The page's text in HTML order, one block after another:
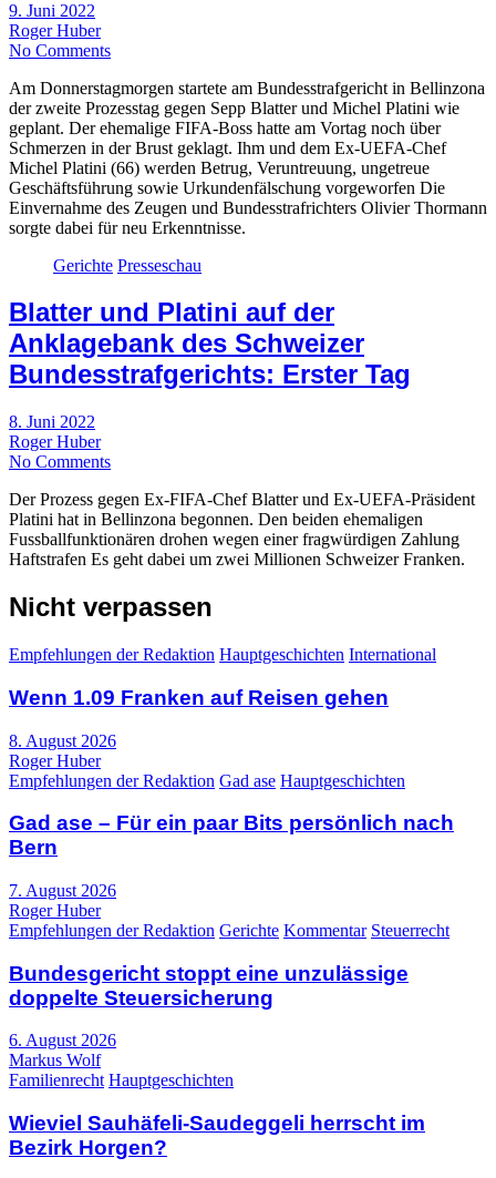
9. Juni 2022
Roger Huber
No Comments
Am Donnerstagmorgen startete am Bundesstrafgericht in Bellinzona
der zweite Prozesstag gegen Sepp Blatter und Michel Platini wie
geplant. Der ehemalige FIFA-Boss hatte am Vortag noch über
Schmerzen in der Brust geklagt. Ihm und dem Ex-UEFA-Chef
Michel Platini (66) werden Betrug, Veruntreuung, ungetreue
Geschäftsführung sowie Urkundenfälschung vorgeworfen Die
Einvernahme des Zeugen und Bundesstrafrichters Olivier Thormann
sorgte dabei für neu Erkenntnisse.
Gerichte Presseschau
Blatter und Platini auf der
Anklagebank des Schweizer
Bundesstrafgerichts: Erster Tag
8. Juni 2022
Roger Huber
No Comments
Der Prozess gegen Ex-FIFA-Chef Blatter und Ex-UEFA-Präsident
Platini hat in Bellinzona begonnen. Den beiden ehemaligen
Fussballfunktionären drohen wegen einer fragwürdigen Zahlung
Haftstrafen Es geht dabei um zwei Millionen Schweizer Franken.
Nicht verpassen
Empfehlungen der Redaktion Hauptgeschichten International
Wenn 1.09 Franken auf Reisen gehen
8. August 2026
Roger Huber
Empfehlungen der Redaktion Gad ase Hauptgeschichten
Gad ase – Für ein paar Bits persönlich nach
Bern
7. August 2026
Roger Huber
Empfehlungen der Redaktion Gerichte Kommentar Steuerrecht
Bundesgericht stoppt eine unzulässige
doppelte Steuersicherung
6. August 2026
Markus Wolf
Familienrecht Hauptgeschichten
Wieviel Sauhäfeli-Saudeggeli herrscht im
Bezirk Horgen?